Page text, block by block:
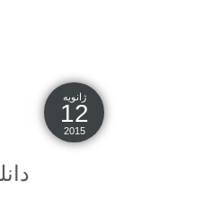
ژانویه
12
2015